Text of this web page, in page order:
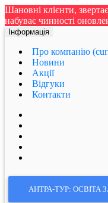
Шановні клієнти,
набуває чинності
Інформація
Про компанію
Новини
Акції
Відгуки
Контакти
АНТРА-ТУР: ОСВІТА